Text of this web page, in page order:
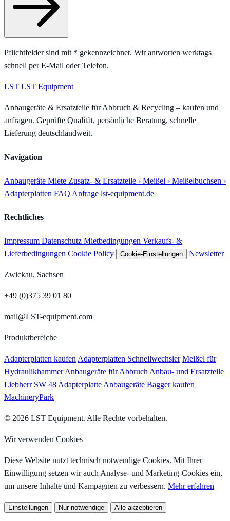
Pflichtfelder sind mit * gekennzeichnet. Wir antworten werktags
schnell per E-Mail oder Telefon.
LST LST Equipment
Anbaugeräte & Ersatzteile für Abbruch & Recycling – kaufen und
anfragen. Geprüfte Qualität, persönliche Beratung, schnelle
Lieferung deutschlandweit.
Navigation
Anbaugeräte Miete Zusatz- & Ersatzteile › Meißel › Meißelbuchsen ›
Adapterplatten FAQ Anfrage lst-equipment.de
Rechtliches
Impressum Datenschutz Mietbedingungen Verkaufs- &
Lieferbedingungen Cookie Policy Cookie-Einstellungen Newsletter
Zwickau, Sachsen
+49 (0)375 39 01 80
mail@LST-equipment.com
Produktbereiche
Adapterplatten kaufenAdapterplatten Schnellwechsler Meißel für
HydraulikhammerAnbaugeräte für AbbruchAnbau- und Ersatzteile
Liebherr SW 48 AdapterplatteAnbaugeräte Bagger kaufen
MachineryPark
© 2026 LST Equipment. Alle Rechte vorbehalten.
Wir verwenden Cookies
Diese Website nutzt technisch notwendige Cookies. Mit Ihrer
Einwilligung setzen wir auch Analyse- und Marketing-Cookies ein,
um unsere Inhalte und Kampagnen zu verbessern. Mehr erfahren
Einstellungen Nur notwendige Alle akzeptieren